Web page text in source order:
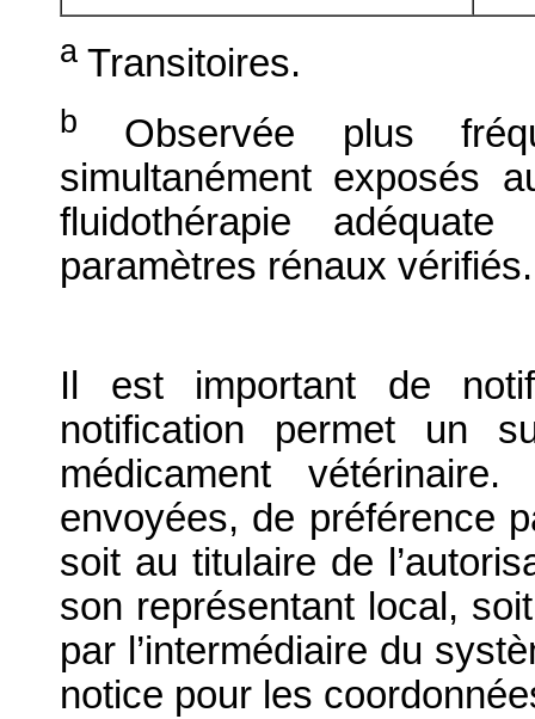
a Transitoires.
b
Observée plus
simultanément exposés
fluidothérapie
paramètres rénaux vérifiés.
Il est important de
notification permet un
médicament
envoyées, de préférence
soit au titulaire de
son représentant local,
par l’intermédiaire du
notice pour les